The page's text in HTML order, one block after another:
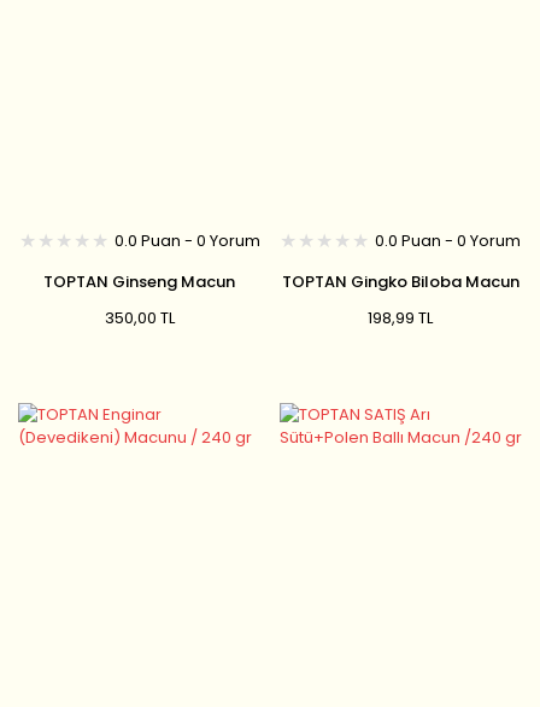
0.0 Puan - 0 Yorum
TOPTAN Ginseng Macun
350,00 TL
0.0 Puan - 0 Yorum
TOPTAN Gingko Biloba Macun
198,99 TL